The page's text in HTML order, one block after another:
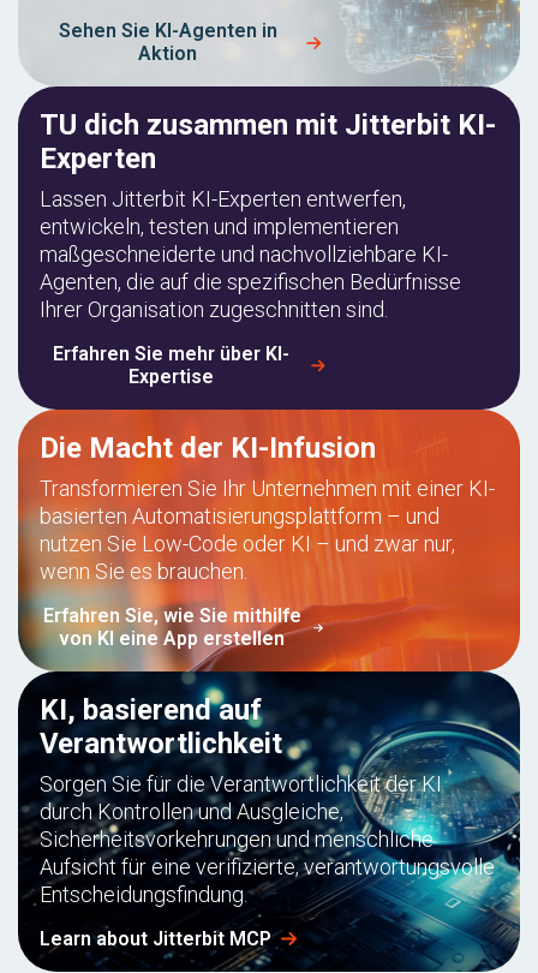
Sehen Sie KI-Agenten in
Aktion
TU dich zusammen mit Jitterbit KI-
Experten
Lassen Jitterbit KI-Experten entwerfen,
entwickeln, testen und implementieren
maßgeschneiderte und nachvollziehbare KI-
Agenten, die auf die spezifischen Bedürfnisse
Ihrer Organisation zugeschnitten sind.
Erfahren Sie mehr über KI-
Expertise
Die Macht der KI-Infusion
Transformieren Sie Ihr Unternehmen mit einer KI-
basierten Automatisierungsplattform – und
nutzen Sie Low-Code oder KI – und zwar nur,
wenn Sie es brauchen.
Erfahren Sie, wie Sie mithilfe
von KI eine App erstellen
KI, basierend auf
Verantwortlichkeit
Sorgen Sie für die Verantwortlichkeit der KI
durch Kontrollen und Ausgleiche,
Sicherheitsvorkehrungen und menschliche
Aufsicht für eine verifizierte, verantwortungsvolle
Entscheidungsfindung.
Learn about Jitterbit MCP